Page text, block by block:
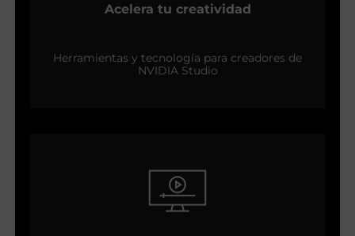
Acelera tu creatividad
Herramientas y tecnología para creadores de
NVIDIA Studio